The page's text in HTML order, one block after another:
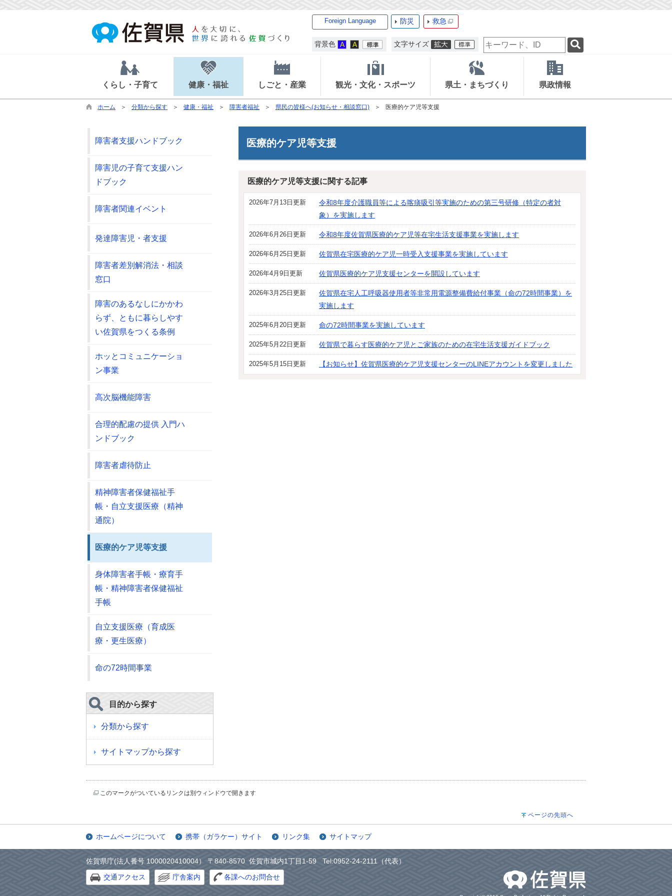
Foreign Language 防災 救急
背景色 文字サイズ
検
索
ー
ー
ド
くらし・子育て 健康・福祉 しごと・産業 観光・文化・スポーツ 県土・まちづくり 県政情報
ホーム 分類から探す 健康・福祉 障害者福祉 県民の皆様へ(お知らせ・相談窓口) 医療的ケア児等支援
医療的ケア児等支援
医療的ケア児等支援に関する記事
2026年7月13日更新
令和8年度介護職員等による喀痰吸引等実施のための第三号研修（特定の者対
象）を実施します
2026年6月26日更新 令和8年度佐賀県医療的ケア児等在宅生活支援事業を実施します
2026年6月25日更新 佐賀県在宅医療的ケア児一時受入支援事業を実施しています
2026年4月9日更新 佐賀県医療的ケア児支援センターを開設しています
2026年3月25日更新
佐賀県在宅人工呼吸器使用者等非常用電源整備費給付事業（命の72時間事業）を
実施します
2025年6月20日更新 命の72時間事業を実施しています
2025年5月22日更新 佐賀県で暮らす医療的ケア児とご家族のための在宅生活支援ガイドブック
2025年5月15日更新 【お知らせ】佐賀県医療的ケア児支援センターのLINEアカウントを変更しました
障害者支援ハンドブック
障害児の子育て支援ハン
ドブック
障害者関連イベント
発達障害児・者支援
障害者差別解消法・相談
窓口
障害のあるなしにかかわ
らず、ともに暮らしやす
い佐賀県をつくる条例
ホッとコミュニケーショ
ン事業
高次脳機能障害
合理的配慮の提供 入門ハ
ンドブック
障害者虐待防止
精神障害者保健福祉手
帳・自立支援医療（精神
通院）
医療的ケア児等支援
身体障害者手帳・療育手
帳・精神障害者保健福祉
手帳
自立支援医療（育成医
療・更生医療）
命の72時間事業
目的から探す
分類から探す
サイトマップから探す
このマークがついているリンクは別ウィンドウで開きます
ページの先頭へ
ホームページについて 携帯（ガラケー）サイト リンク集 サイトマップ
佐賀県庁(法人番号 1000020410004） 〒840-8570 佐賀市城内1丁目1-59 Tel:0952-24-2111（代表）
交通アクセス
庁舎案内 各課へのお問合せ